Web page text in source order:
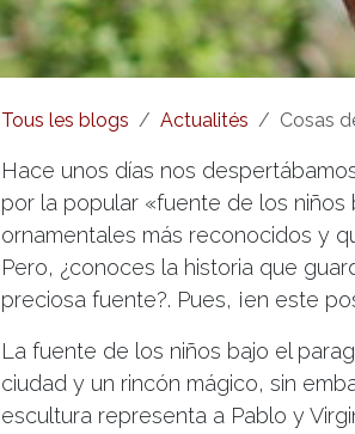
Tous les blogs Actualités Cosas de
Hace unos días nos
por la popular «fuente de los
ornamentales más reconocidos y
Pero, ¿conoces la historia que
preciosa fuente?. Pues, ¡en este
La fuente de los niños bajo el
ciudad y un rincón mágico, sin
escultura representa a Pablo y